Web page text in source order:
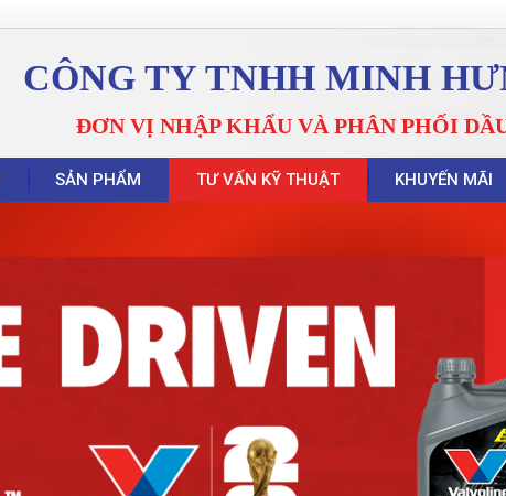
CÔNG TY TNHH MINH
ĐƠN VỊ NHẬP KHẨU VÀ PHÂN PHỐI
SẢN PHẨM TƯ VẤN KỸ THUẬT KHUYẾN MÃI